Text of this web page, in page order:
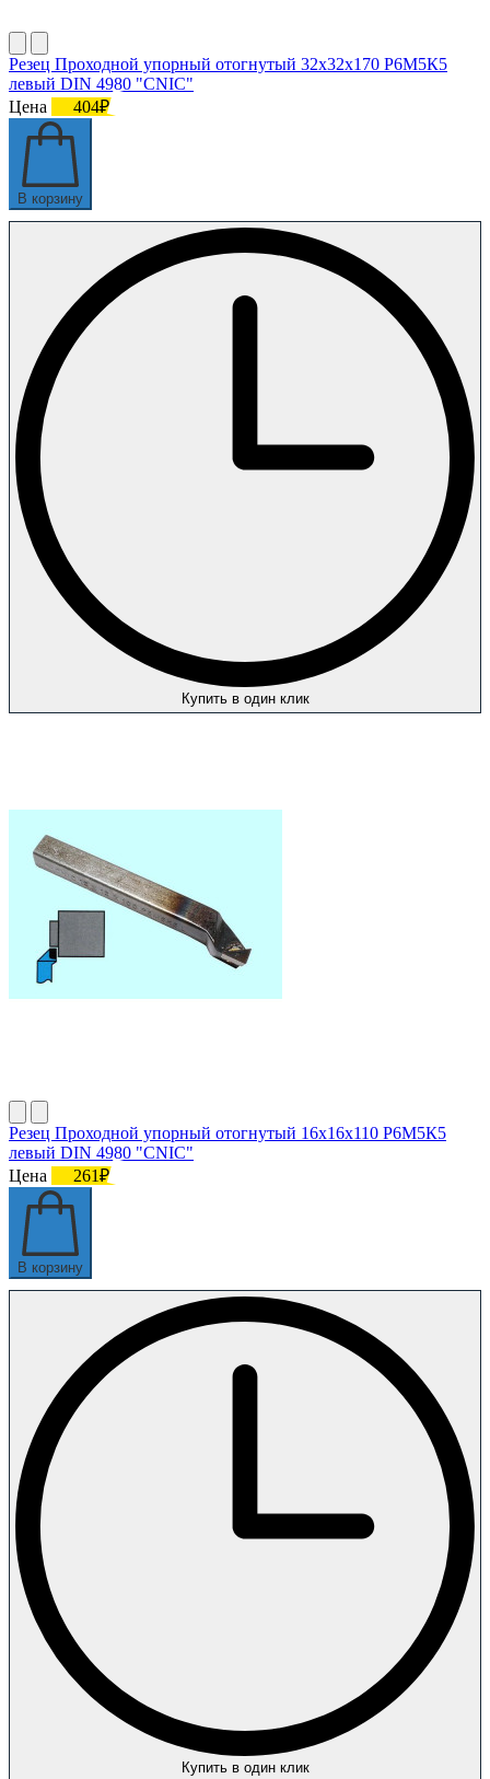
Резец Проходной упорный отогнутый 32х32х170 Р6М5К5
левый DIN 4980 "CNIC"
Цена
404₽
В корзину
Купить в один клик
Резец Проходной упорный отогнутый 16х16х110 Р6М5К5
левый DIN 4980 "CNIC"
Цена
261₽
В корзину
Купить в один клик